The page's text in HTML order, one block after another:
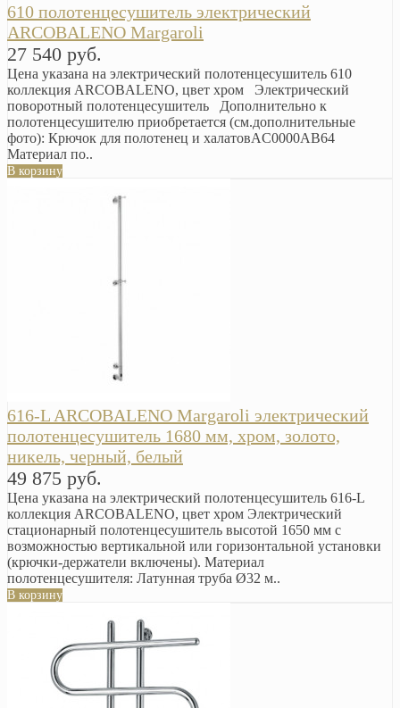
610 полотенцесушитель электрический
ARCOBALENO Margaroli
27 540 руб.
Цена указана на электрический полотенцесушитель 610
коллекция ARCOBALENO, цвет хром Электрический
поворотный полотенцесушитель Дополнительно к
полотенцесушителю приобретается (см.дополнительные
фото): Крючок для полотенец и халатовAC0000AB64
Материал по..
В корзину
616-L ARCOBALENO Margaroli электрический
полотенцесушитель 1680 мм, хром, золото,
никель, черный, белый
49 875 руб.
Цена указана на электрический полотенцесушитель 616-L
коллекция ARCOBALENO, цвет хром Электрический
стационарный полотенцесушитель высотой 1650 мм с
возможностью вертикальной или горизонтальной установки
(крючки-держатели включены). Материал
полотенцесушителя: Латунная труба Ø32 м..
В корзину